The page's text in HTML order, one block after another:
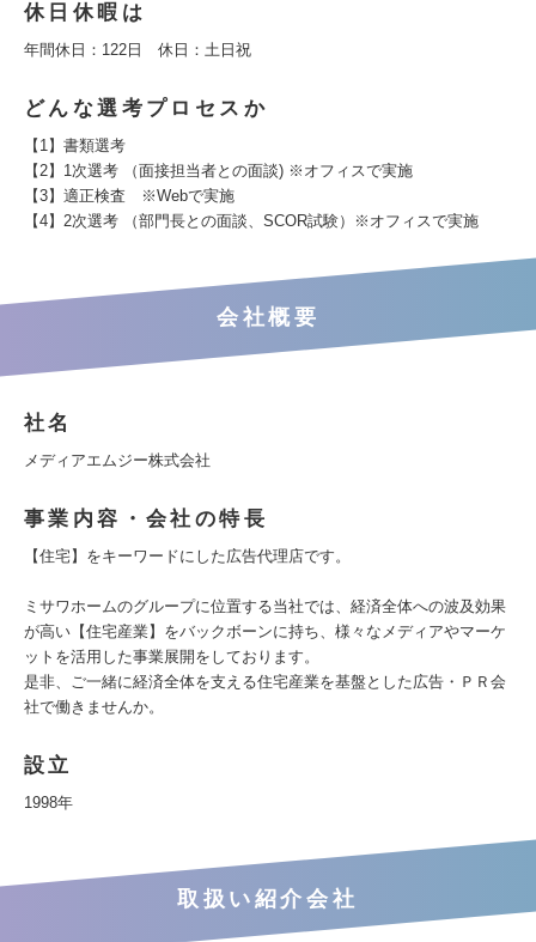
休日休暇は
年間休日：122日 休日：土日祝
どんな選考プロセスか
【1】書類選考
【2】1次選考 （面接担当者との面談) ※オフィスで実施
【3】適正検査 ※Webで実施
【4】2次選考 （部門長との面談、SCOR試験）※オフィスで実施
会社概要
社名
メディアエムジー株式会社
事業内容・会社の特長
【住宅】をキーワードにした広告代理店です。
ミサワホームのグループに位置する当社では、経済全体への波及効果
が高い【住宅産業】をバックボーンに持ち、様々なメディアやマーケ
ットを活用した事業展開をしております。
是非、ご一緒に経済全体を支える住宅産業を基盤とした広告・ＰＲ会
社で働きませんか。
設立
1998年
取扱い紹介会社